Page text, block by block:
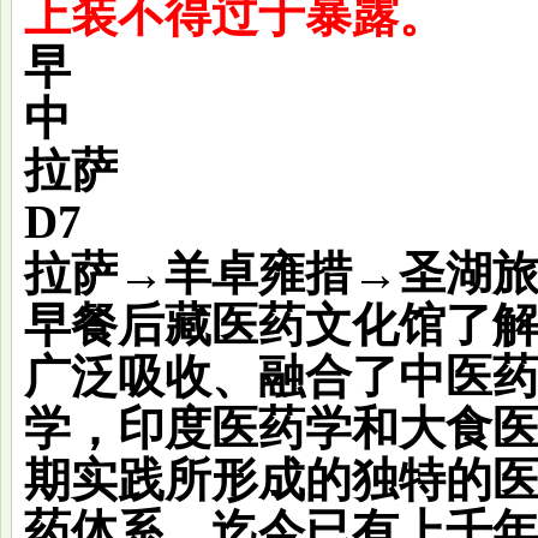
上装不得过于暴露。
早
中
拉萨
D7
拉萨→羊卓雍措→圣湖
早餐后藏医药文化馆了
广泛吸收、融合了中医药
学，印度医药学和大食
期实践所形成的独特的医